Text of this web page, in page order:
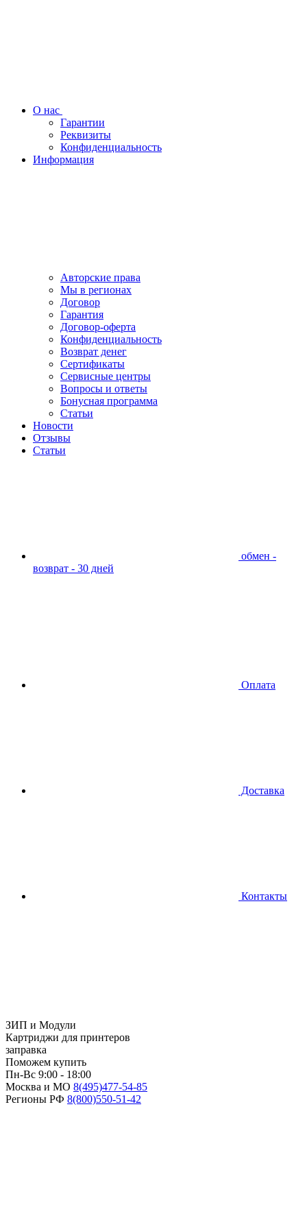
О нас
Гарантии
Реквизиты
Конфиденциальность
Информация
Авторские права
Мы в регионах
Договор
Гарантия
Договор-оферта
Конфиденциальность
Возврат денег
Сертификаты
Сервисные центры
Вопросы и ответы
Бонусная программа
Статьи
Новости
Отзывы
Статьи
обмен -
возврат - 30 дней
Оплата
Доставка
Контакты
ЗИП и Модули
Картриджи для принтеров
заправка
Поможем купить
Пн-Вс 9:00 - 18:00
Москва и МО 8(495)477-54-85
Регионы РФ 8(800)550-51-42